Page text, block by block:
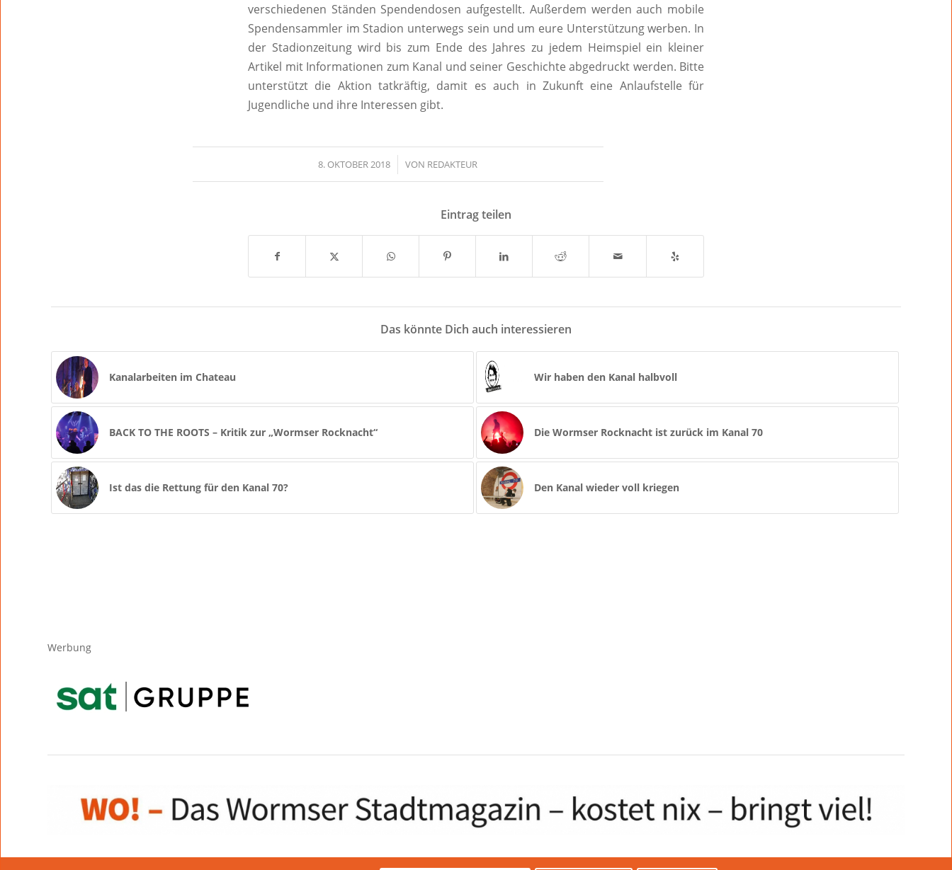
verschiedenen Ständen Spendendosen aufgestellt. Außerdem werden auch mobile
Spendensammler im Stadion unterwegs sein und um eure Unterstützung werben. In
der Stadionzeitung wird bis zum Ende des Jahres zu jedem Heimspiel ein kleiner
Artikel mit Informationen zum Kanal und seiner Geschichte abgedruckt werden. Bitte
unterstützt die Aktion tatkräftig, damit es auch in Zukunft eine Anlaufstelle für
Jugendliche und ihre Interessen gibt.
8. OKTOBER 2018
/ VON REDAKTEUR
Eintrag teilen
Das könnte Dich auch interessieren
Kanalarbeiten im Chateau Wir haben den Kanal halbvoll
BACK TO THE ROOTS – Kritik zur „Wormser Rocknacht“ Die Wormser Rocknacht ist zurück im Kanal 70
Ist das die Rettung für den Kanal 70? Den Kanal wieder voll kriegen
Werbung